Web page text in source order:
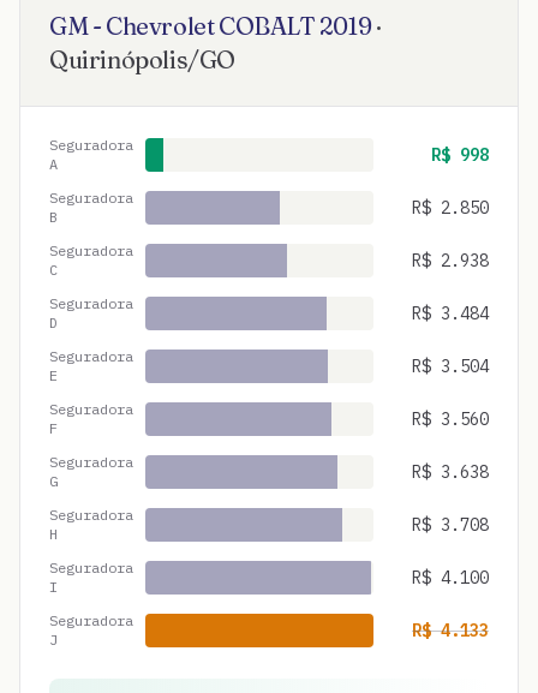
GM - ChevroletCOBALT 2019·
Quirinópolis/GO
Seguradora
A
R$ 998
Seguradora
B
R$ 2.850
Seguradora
C
R$ 2.938
Seguradora
D
R$ 3.484
Seguradora
E
R$ 3.504
Seguradora
F
R$ 3.560
Seguradora
G
R$ 3.638
Seguradora
H
R$ 3.708
Seguradora
I
R$ 4.100
Seguradora
J
R$4.133